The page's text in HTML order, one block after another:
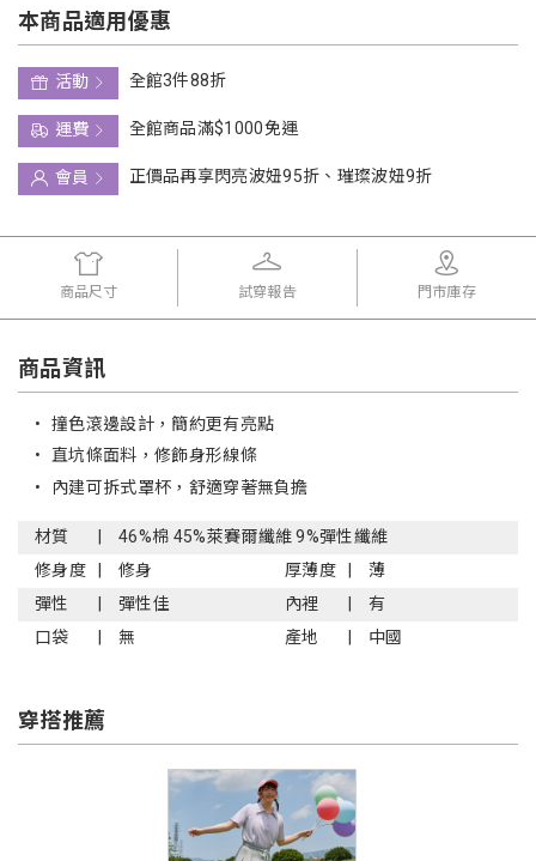
本商品適用優惠
活動
全館3件88折
運費
全館商品滿$1000免運
會員
正價品再享閃亮波妞95折、璀璨波妞9折
商品尺寸 試穿報告 門市庫存
商品資訊
• 撞色滾邊設計，簡約更有亮點
• 直坑條面料，修飾身形線條
• 內建可拆式罩杯，舒適穿著無負擔
材質
46%棉 45%萊賽爾纖維 9%彈性纖維
修身度
修身 厚薄度
薄
彈性
彈性佳 內裡
有
口袋
無 產地 中國
穿搭推薦